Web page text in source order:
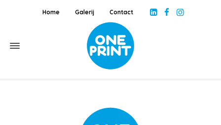
Home Galerij Contact